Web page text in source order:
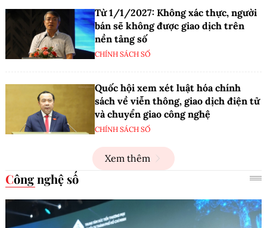
Từ 1/1/2027: Không xác thực, người
bán sẽ không được giao dịch trên
nền tảng số
CHÍNH SÁCH SỐ
Quốc hội xem xét luật hóa chính
sách về viễn thông, giao dịch điện tử
và chuyển giao công nghệ
CHÍNH SÁCH SỐ
Xem thêm
Công nghệ số